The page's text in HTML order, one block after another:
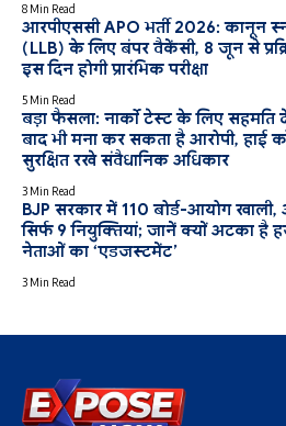
8 Min Read
आरपीएससी APO भर्ती 2026: कानून
(LLB) के लिए बंपर वैकेंसी, 8 जून से
इस दिन होगी प्रारंभिक परीक्षा
5 Min Read
बड़ा फैसला: नार्को टेस्ट के लिए सहमति
बाद भी मना कर सकता है आरोपी, हाई
सुरक्षित रखे संवैधानिक अधिकार
3 Min Read
BJP सरकार में 110 बोर्ड-आयोग
सिर्फ 9 नियुक्तियां; जानें क्यों अटका है
नेताओं का ‘एडजस्टमेंट’
3 Min Read